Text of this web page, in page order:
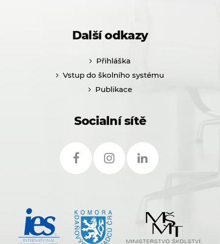
Další odkazy
Přihláška
Vstup do školního systému
Publikace
Socialní sítě